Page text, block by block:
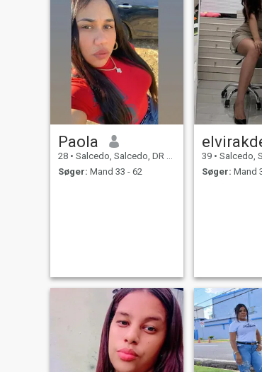
Valoro m
Paola
28 • Salcedo, Salcedo, DR Dominikanske
Søger: Mand 33 - 62
39 • Salcedo,
Søger: Mand